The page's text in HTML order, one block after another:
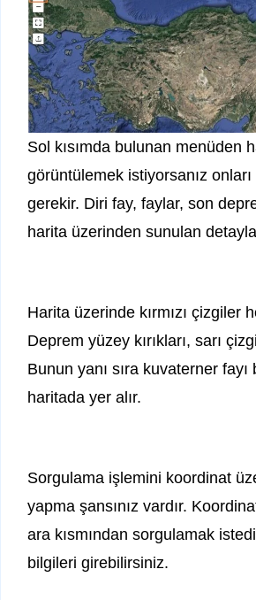
Sol kısımda bulunan menüden
görüntülemek istiyorsanız
gerekir. Diri fay, faylar, son
harita üzerinden sunulan
Harita üzerinde kırmızı çizgiler
Deprem yüzey kırıkları, sarı
Bunun yanı sıra kuvaterner fayı
haritada yer alır.
Sorgulama işlemini koordinat
yapma şansınız vardır.
ara kısmından sorgulamak
bilgileri girebilirsiniz.